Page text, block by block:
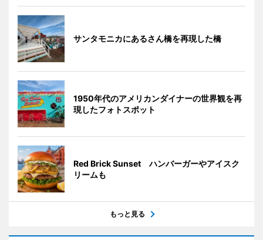
サンタモニカにあるさん橋を再現した橋
1950年代のアメリカンダイナーの世界観を再
現したフォトスポット
Red Brick Sunset ハンバーガーやアイスク
リームも
もっと見る